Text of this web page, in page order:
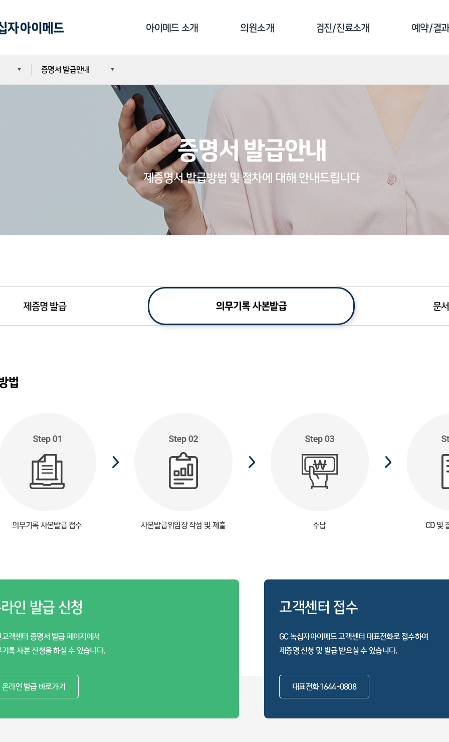
아이메드 소개
아이메드 연혁
가족사 소개
의료진 소개
사회 공헌
iMED TV
의원소개 검진/진료소개
검진 전 주의사항
예약/결
검진 예
증명서 발급안내
증명서 발급안내
제증명서 발급방법 및 절차에 대해 안내드립니다
제증명 발급 의무기록 사본발급 문
법
의무기록 사본발급 접수 사본발급위임장 작성 및 제출 수납 CD 및
인 발급 신청
고객센터 증명서 발급 페이지에서
기록 사본 신청을 하실 수 있습니다.
온라인 발급 바로가기
고객센터 접수
GC 녹십자아이메드 고객센터 대표전화로 접수하여
제증명 신청 및 발급 받으실 수 있습니다.
대표전화 1644-0808